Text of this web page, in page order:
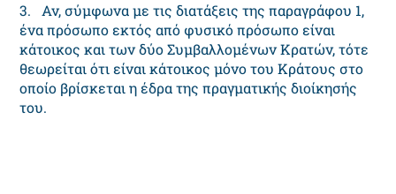
3. Αν, σύμφωνα με τις διατάξεις της παραγράφου 1,
ένα πρόσωπο εκτός από φυσικό πρόσωπο είναι
κάτοικος και των δύο Συμβαλλομένων Κρατών, τότε
θεωρείται ότι είναι κάτοικος μόνο του Κράτους στο
οποίο βρίσκεται η έδρα της πραγματικής διοίκησής
του.